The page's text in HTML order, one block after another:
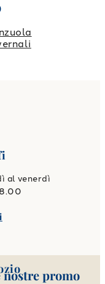
al venerdì
nostre promo